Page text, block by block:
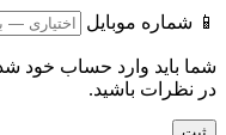
📱 شماره موبایل
شما باید وارد حساب خود
در نظرات باشید.